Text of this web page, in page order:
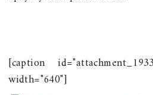
[caption
width="640"]